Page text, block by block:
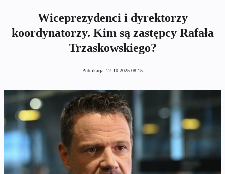
Wiceprezydenci i dyrektorzy
koordynatorzy. Kim są zastępcy Rafała
Trzaskowskiego?
Publikacja: 27.10.2025 08:15